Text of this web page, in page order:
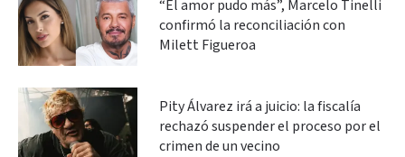
“El amor pudo más”, Marcelo Tinelli
confirmó la reconciliación con
Milett Figueroa
Pity Álvarez irá a juicio: la fiscalía
rechazó suspender el proceso por el
crimen de un vecino